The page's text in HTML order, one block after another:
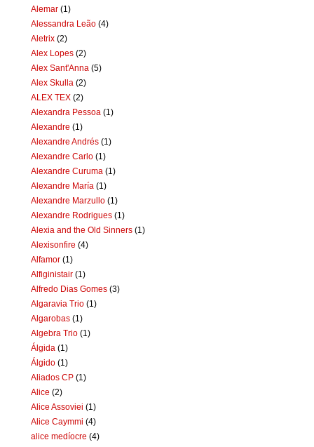
Alemar (1)
Alessandra Leão (4)
Aletrix (2)
Alex Lopes (2)
Alex Sant'Anna (5)
Alex Skulla (2)
ALEX TEX (2)
Alexandra Pessoa (1)
Alexandre (1)
Alexandre Andrés (1)
Alexandre Carlo (1)
Alexandre Curuma (1)
Alexandre María (1)
Alexandre Marzullo (1)
Alexandre Rodrigues (1)
Alexia and the Old Sinners (1)
Alexisonfire (4)
Alfamor (1)
Alfiginistair (1)
Alfredo Dias Gomes (3)
Algaravia Trio (1)
Algarobas (1)
Algebra Trio (1)
Álgida (1)
Álgido (1)
Aliados CP (1)
Alice (2)
Alice Assoviei (1)
Alice Caymmi (4)
alice medíocre (4)